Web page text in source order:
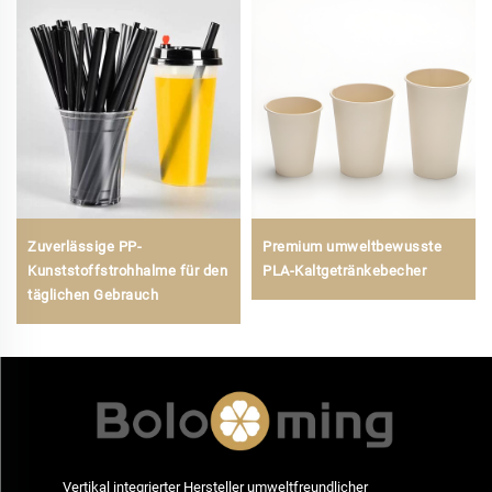
Zuverlässige PP-
Kunststoffstrohhalme für den
täglichen Gebrauch
Premium umweltbewusste
PLA-Kaltgetränkebecher
Vertikal integrierter Hersteller umweltfreundlicher